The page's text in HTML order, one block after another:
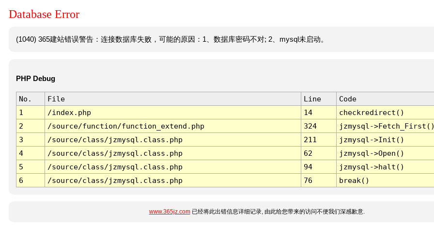
Database Error
(1040) 365建站错误警告：连接数据库失败，可能的原因：1、数据库密码不对; 2、mysql未启动。
PHP Debug
No. File Line
Code
1
/index.php 14
checkredirect()
2
/source/function/function_extend.php 324
jzmysql-
3
/source/class/jzmysql.class.php 211
jzmysql->Init()
4
/source/class/jzmysql.class.php 62
jzmysql->Open()
5
/source/class/jzmysql.class.php 94
jzmysql->halt()
6
/source/class/jzmysql.class.php 76 break()
www.365jz.com已经将此出错信息详细记录, 由此给您带来的访问不便我们深感歉意.